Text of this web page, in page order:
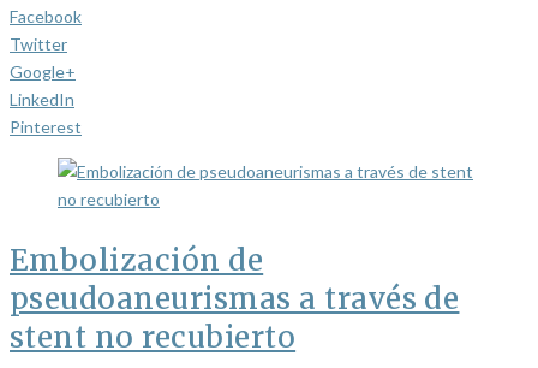
Facebook
Twitter
Google+
LinkedIn
Pinterest
Embolización de
pseudoaneurismas a través de
stent no recubierto